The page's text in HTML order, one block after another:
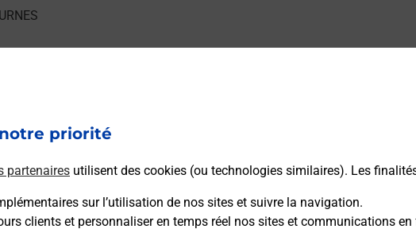
priorité
partenaires utilisent des cookies (ou technologies similaires). Les
sur l’utilisation de nos sites et suivre la navigation.
clients et personnaliser en temps réel nos sites et communications
de chez vous ? Découvrez notre offre de téléphones mobiles
et/ou à l’extérieur de votre domicile ? Découvrez les offres